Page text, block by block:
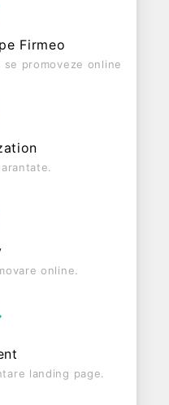
a fost fondată în
un profit de
0 RON, gestionând
IN TRANSILVANIA
punct de vedere
nu
Firmeo
promoveze online
online.
landing page.